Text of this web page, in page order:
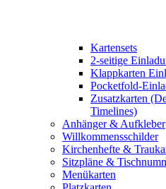
Kartensets
2-seitige
Klappkarten
Pocketfold-
Zusatzkarten
Timelines)
Anhänger & Aufkleber
Willkommensschilder
Kirchenhefte &
Sitzpläne &
Menükarten